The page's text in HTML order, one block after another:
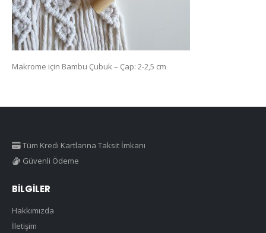
Makrome için Bambu Çubuk – Çap: 2-2,5 cm
Tüm Kredi Kartlarına Taksit İmkanı
Güvenli Ödeme
BILGILER
Hakkımızda
İletişim